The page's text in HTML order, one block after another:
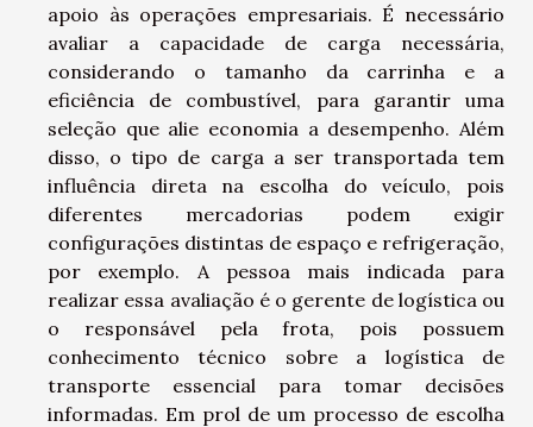
apoio às operações empresariais. É necessário
avaliar a capacidade de carga necessária,
considerando o tamanho da carrinha e a
eficiência de combustível, para garantir uma
seleção que alie economia a desempenho. Além
disso, o tipo de carga a ser transportada tem
influência direta na escolha do veículo, pois
diferentes mercadorias podem exigir
configurações distintas de espaço e refrigeração,
por exemplo. A pessoa mais indicada para
realizar essa avaliação é o gerente de logística ou
o responsável pela frota, pois possuem
conhecimento técnico sobre a logística de
transporte essencial para tomar decisões
informadas. Em prol de um processo de escolha